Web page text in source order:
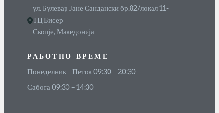
ул. Булевар Јане Сандански бр.82/локал 11-
ТЦ Бисер
Скопје, Македонија
РАБОТНО ВРЕМЕ
Понеделник – Петок 09:30 – 20:30
Сабота 09:30 – 14:30